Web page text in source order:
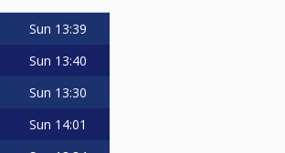
dan 10 jaar
Check
Sun 13:39
Sun 13:40
Sun 13:30
Sun 14:01